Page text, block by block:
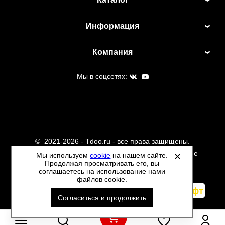
Информация
Компания
Мы в соцсетях:
© 2021-2026 - Tdoo.ru - все права защищены.
Данный сайт не является интернет магазином и не
является публичной офертой.
Политика обработки персональных данных
Автоматизировано -
Мы используемcookie на нашем сайте.
Продолжая просматривать его, вы
соглашаетесь на использование нами
файлов cookie.
Согласиться и продолжить